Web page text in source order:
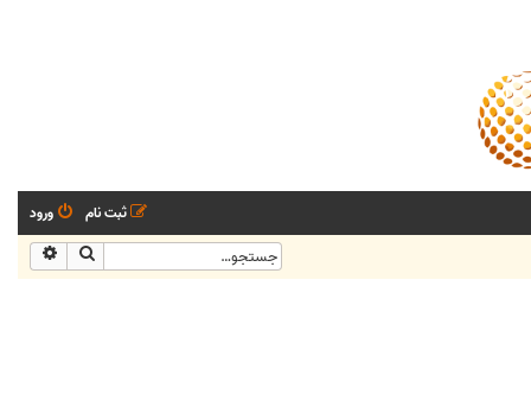
ورود
ثبت نام
جستجو